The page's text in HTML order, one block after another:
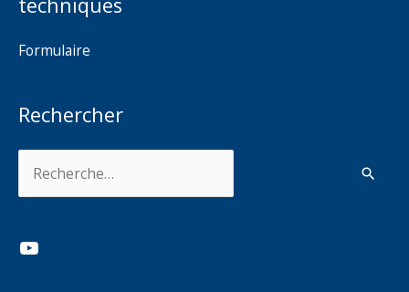
Formulaire
Rechercher
YouTube